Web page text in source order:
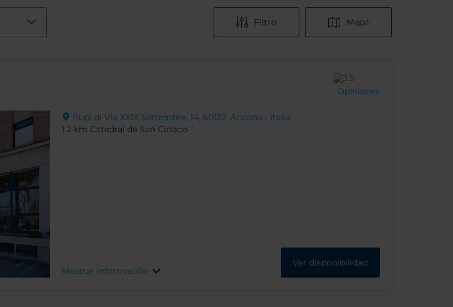
Filtro Mapa
Rupi di Via XXIX Settembre, 14, 60122, Ancona - Italia
1.2 km Catedral de San Ciriaco
Opiniones
Mostrar información
Ver disponibilidad